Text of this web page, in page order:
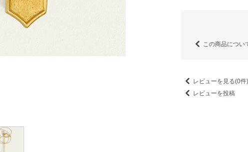
この商品につい
レビューを見る(0件)
レビューを投稿